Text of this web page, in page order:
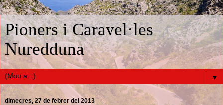
Pioners i Caravel·les
Nuredduna
▼
dimecres, 27 de febrer del 2013